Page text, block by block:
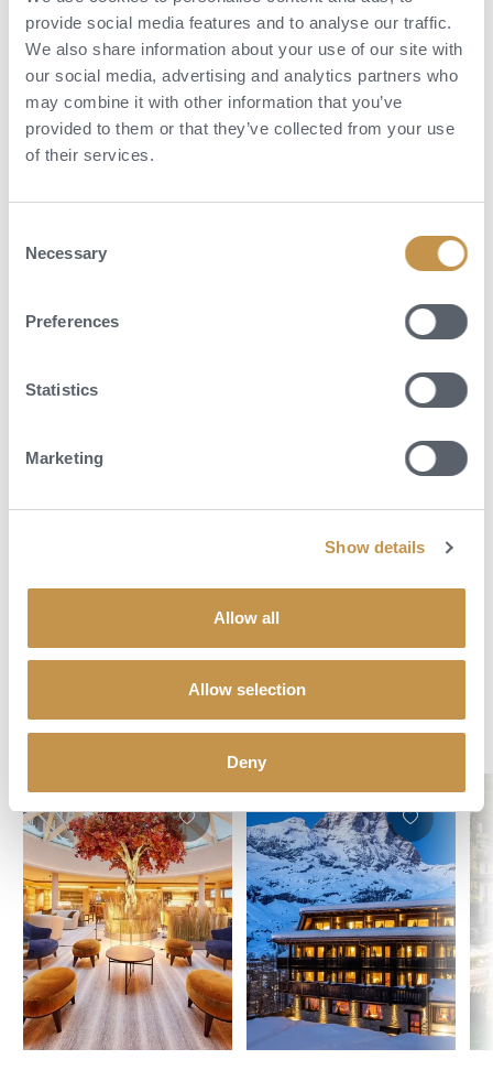
provide social media features and to analyse our traffic.
We also share information about your use of our site with
our social media, advertising and analytics partners who
may combine it with other information that you’ve
provided to them or that they’ve collected from your use
of their services.
Selection
Necessary
Preferences
Statistics
Marketing
Show details
Allow all
Allow selection
Deny
Ubytování v Casa al Piano
Casa al Piano, velký a okouzlující statek v tradičním toskánském stylu,
ložnice, 2 koupelny, kuchyň a obývací pokoj. Hostům je k dispozici
svěží zahrada a pohodlný prostor pro grilování v blízkosti soukromého
veřejnou komunikaci.
Objevte svůj dokonalý hotel